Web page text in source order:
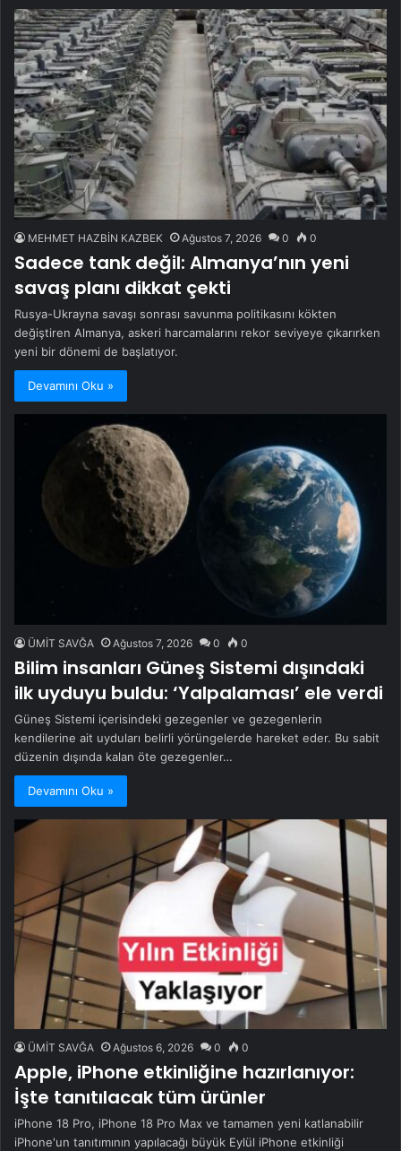
MEHMET HAZBİN KAZBEK Ağustos 7, 2026 0 0
Sadece tank değil: Almanya’nın yeni
savaş planı dikkat çekti
Rusya-Ukrayna savaşı sonrası savunma politikasını kökten
değiştiren Almanya, askeri harcamalarını rekor seviyeye çıkarırken
yeni bir dönemi de başlatıyor.
Devamını Oku »
ÜMİT SAVĞA Ağustos 7, 2026 0 0
Bilim insanları Güneş Sistemi dışındaki
ilk uyduyu buldu: ‘Yalpalaması’ ele verdi
Güneş Sistemi içerisindeki gezegenler ve gezegenlerin
kendilerine ait uyduları belirli yörüngelerde hareket eder. Bu sabit
düzenin dışında kalan öte gezegenler…
Devamını Oku »
ÜMİT SAVĞA Ağustos 6, 2026 0 0
Apple, iPhone etkinliğine hazırlanıyor:
İşte tanıtılacak tüm ürünler
iPhone 18 Pro, iPhone 18 Pro Max ve tamamen yeni katlanabilir
iPhone'un tanıtımının yapılacağı büyük Eylül iPhone etkinliği